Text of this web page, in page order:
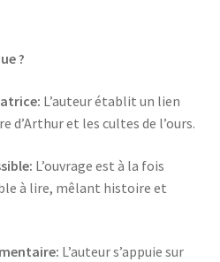
?
L’auteur établit un lien
d’Arthur et les cultes de l’ours.
L’ouvrage est à la fois
à lire, mêlant histoire et
L’auteur s’appuie sur